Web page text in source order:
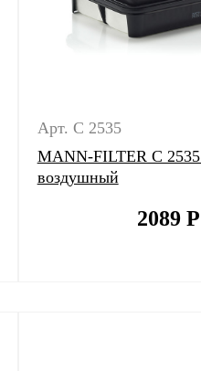
Арт. C 2535
MANN-FILTER C
воздушный
2089Р